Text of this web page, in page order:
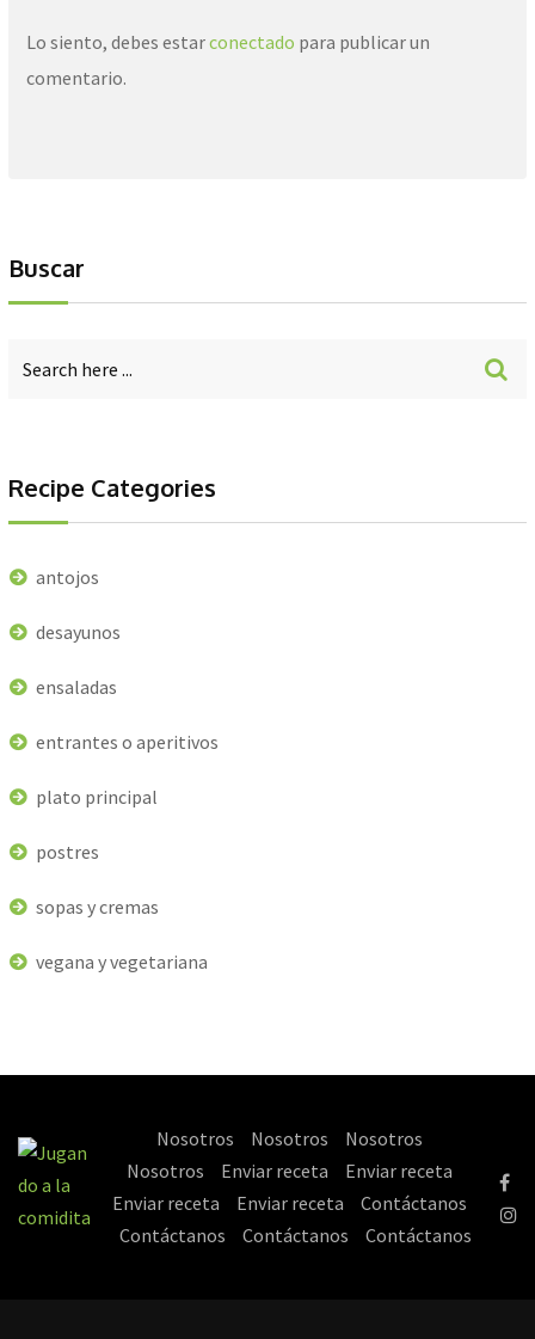
Lo siento, debes estarconectado para publicar un
comentario.
Buscar
Recipe Categories
antojos
desayunos
ensaladas
entrantes o aperitivos
plato principal
postres
sopas y cremas
vegana y vegetariana
Nosotros Nosotros
Nosotros
Nosotros
Enviar receta
Enviar receta
Enviar receta
Enviar receta
Contáctanos
Contáctanos
Contáctanos Contáctanos